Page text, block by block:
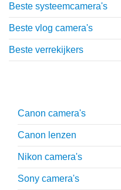
Beste systeemcamera's
Beste vlog camera's
Beste verrekijkers
Canon camera's
Canon lenzen
Nikon camera's
Sony camera's